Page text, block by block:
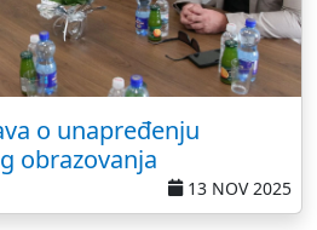
o unapređenju
obrazovanja
13 NOV 2025